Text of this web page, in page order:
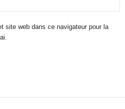
site web dans ce navigateur pour la